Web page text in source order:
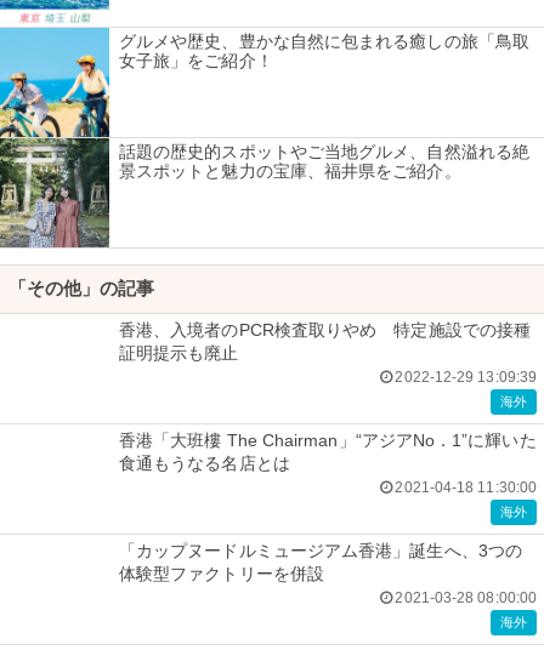
グルメや歴史、豊かな自然に包まれる癒しの旅「鳥取
女子旅」をご紹介！
話題の歴史的スポットやご当地グルメ、自然溢れる絶
景スポットと魅力の宝庫、福井県をご紹介。
「その他」の記事
香港、入境者のPCR検査取りやめ 特定施設での接種
証明提示も廃止
2022-12-29 13:09:39
海外
香港「大班樓 The Chairman」“アジアNo．1”に輝いた
食通もうなる名店とは
2021-04-18 11:30:00
海外
「カップヌードルミュージアム香港」誕生へ、3つの
体験型ファクトリーを併設
2021-03-28 08:00:00
海外